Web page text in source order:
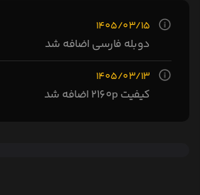
1405/03/15
دوبله فارسی اضافه شد
1405/03/13
کیفیت 2160p اضافه شد